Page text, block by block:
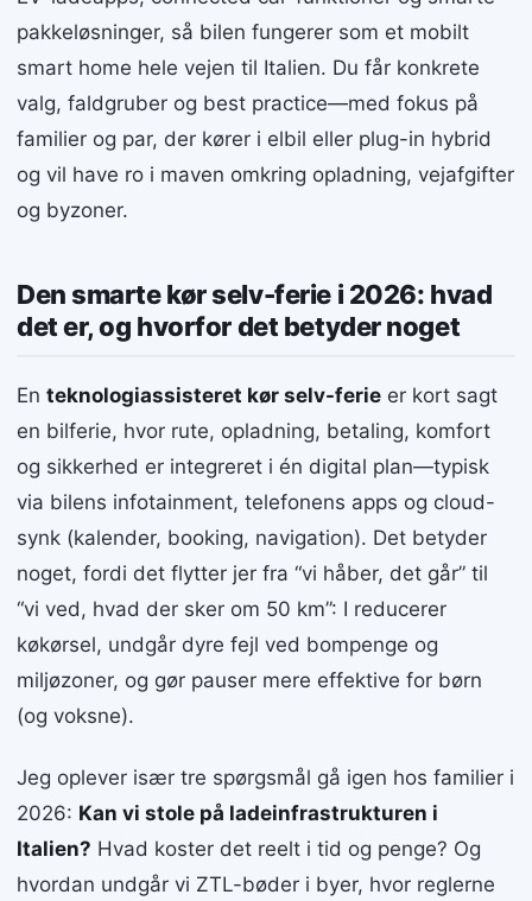
pakkeløsninger, så bilen fungerer som et mobilt
smart home hele vejen til Italien. Du får konkrete
valg, faldgruber og best practice—med fokus på
familier og par, der kører i elbil eller plug-in hybrid
og vil have ro i maven omkring opladning, vejafgifter
og byzoner.
Den smarte kør selv-ferie i 2026: hvad
det er, og hvorfor det betyder noget
En teknologiassisteret kør selv-ferie er kort sagt
en bilferie, hvor rute, opladning, betaling, komfort
og sikkerhed er integreret i én digital plan—typisk
via bilens infotainment, telefonens apps og cloud-
synk (kalender, booking, navigation). Det betyder
noget, fordi det flytter jer fra “vi håber, det går” til
“vi ved, hvad der sker om 50 km”: I reducerer
køkørsel, undgår dyre fejl ved bompenge og
miljøzoner, og gør pauser mere effektive for børn
(og voksne).
Jeg oplever især tre spørgsmål gå igen hos familier i
2026: Kan vi stole på ladeinfrastrukturen i
Italien? Hvad koster det reelt i tid og penge? Og
hvordan undgår vi ZTL-bøder i byer, hvor reglerne